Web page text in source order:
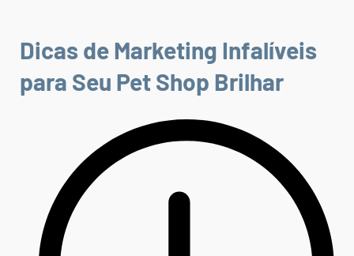
Dicas de Marketing Infalíveis
para Seu Pet Shop Brilhar